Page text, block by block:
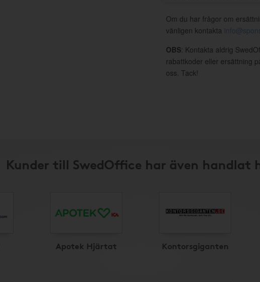
Om du har frågor om
vänligen kontakta
OBS: Kontakta aldrig
rabattkoder eller ersättning
oss. Tack!
Kunder till SwedOffice har även handlat
Apotek Hjärtat Kontorsgiganten